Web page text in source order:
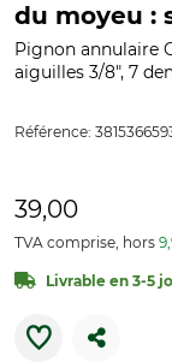
du moyeu :
Pignon annulaire
aiguilles 3/8", 7
Référence:
39,00
TVA comprise, hors
Livrable en 3-5